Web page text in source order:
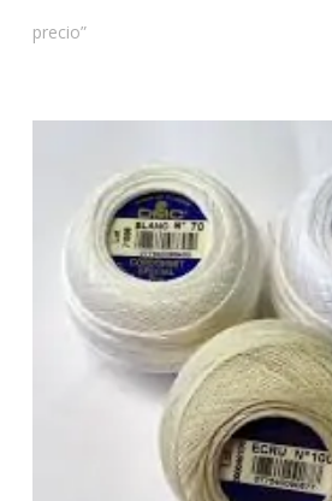
precio”